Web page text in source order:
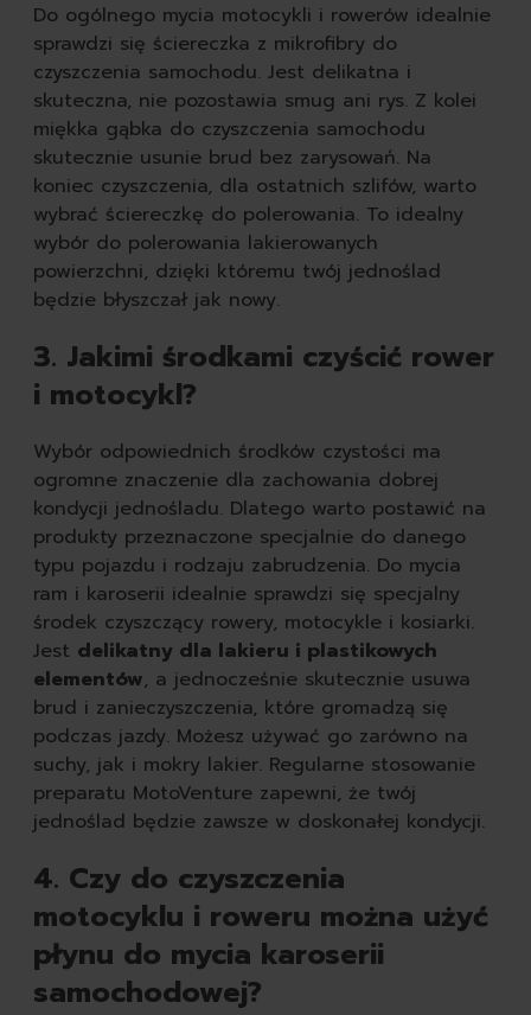
Do ogólnego mycia motocykli i rowerów idealnie
sprawdzi się ściereczka z mikrofibry do
czyszczenia samochodu. Jest delikatna i
skuteczna, nie pozostawia smug ani rys. Z kolei
miękka gąbka do czyszczenia samochodu
skutecznie usunie brud bez zarysowań. Na
koniec czyszczenia, dla ostatnich szlifów, warto
wybrać ściereczkę do polerowania. To idealny
wybór do polerowania lakierowanych
powierzchni, dzięki któremu twój jednoślad
będzie błyszczał jak nowy.
3. Jakimi środkami czyścić rower
i motocykl?
Wybór odpowiednich środków czystości ma
ogromne znaczenie dla zachowania dobrej
kondycji jednośladu. Dlatego warto postawić na
produkty przeznaczone specjalnie do danego
typu pojazdu i rodzaju zabrudzenia. Do mycia
ram i karoserii idealnie sprawdzi się specjalny
środek czyszczący rowery, motocykle i kosiarki.
Jest delikatny dla lakieru i plastikowych
elementów, a jednocześnie skutecznie usuwa
brud i zanieczyszczenia, które gromadzą się
podczas jazdy. Możesz używać go zarówno na
suchy, jak i mokry lakier. Regularne stosowanie
preparatu MotoVenture zapewni, że twój
jednoślad będzie zawsze w doskonałej kondycji.
4. Czy do czyszczenia
motocyklu i roweru można użyć
płynu do mycia karoserii
samochodowej?